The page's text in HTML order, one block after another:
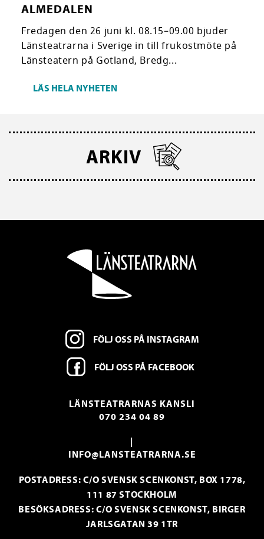
ALMEDALEN
Fredagen den 26 juni kl. 08.15–09.00 bjuder
Länsteatrarna i Sverige in till frukostmöte på
Länsteatern på Gotland, Bredg...
LÄS HELA NYHETEN
ARKIV
FÖLJ OSS PÅ INSTAGRAM
FÖLJ OSS PÅ FACEBOOK
LÄNSTEATRARNAS KANSLI
070 234 04 89
|
INFO@LANSTEATRARNA.SE
POSTADRESS: C/O SVENSK SCENKONST, BOX 1778,
111 87 STOCKHOLM
BESÖKSADRESS: C/O SVENSK SCENKONST, BIRGER
JARLSGATAN 39 1TR